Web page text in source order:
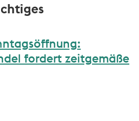
fordert zeitgemäße